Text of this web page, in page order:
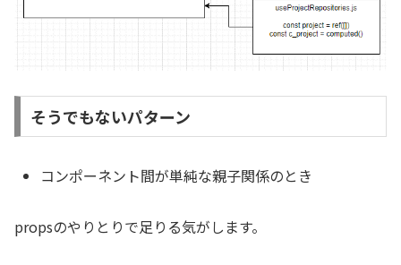
そうでもないパターン
コンポーネント間が単純な親子関係のとき
propsのやりとりで足りる気がします。